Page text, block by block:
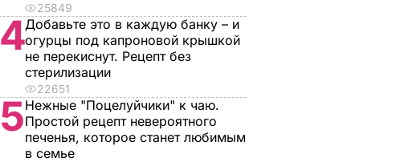
25849
4Добавьте это в каждую банку – и
огурцы под капроновой крышкой
не перекиснут. Рецепт без
стерилизации
22651
5Нежные "Поцелуйчики" к чаю.
Простой рецепт невероятного
печенья, которое станет любимым
в семье